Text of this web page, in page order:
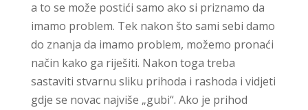
a to se može postići samo ako si priznamo da
imamo problem. Tek nakon što sami sebi damo
do znanja da imamo problem, možemo pronaći
način kako ga riješiti. Nakon toga treba
sastaviti stvarnu sliku prihoda i rashoda i vidjeti
gdje se novac najviše „gubi“. Ako je prihod